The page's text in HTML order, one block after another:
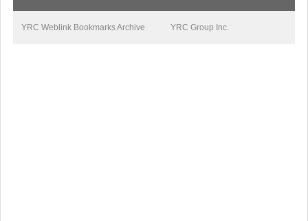
YRC Weblink Bookmarks Archive YRC Group Inc.